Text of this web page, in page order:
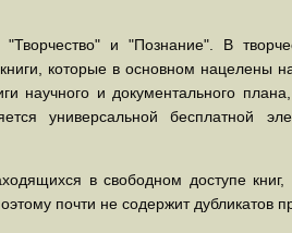
и "Познание". В
которые в основном нацелены
научного и документального
универсальной бесплатной
в свободном доступе
почти не содержит дубликатов